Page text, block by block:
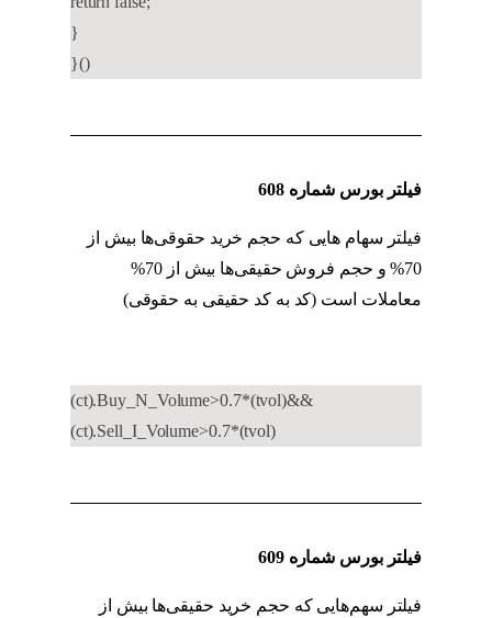
}
}()
فیلتر بورس شماره 608
فیلتر سهام هایی که حجم خرید حقوقی‌ها بیش از
70% و حجم فروش حقیقی‌ها بیش از 70%
معاملات است (کد به کد حقیقی به حقوقی)
(ct).Buy_N_Volume>0.7*(tvol)&&
(ct).Sell_I_Volume>0.7*(tvol)
فیلتر بورس شماره 609
فیلتر سهم‌هایی که حجم خرید حقیقی‌ها بیش از